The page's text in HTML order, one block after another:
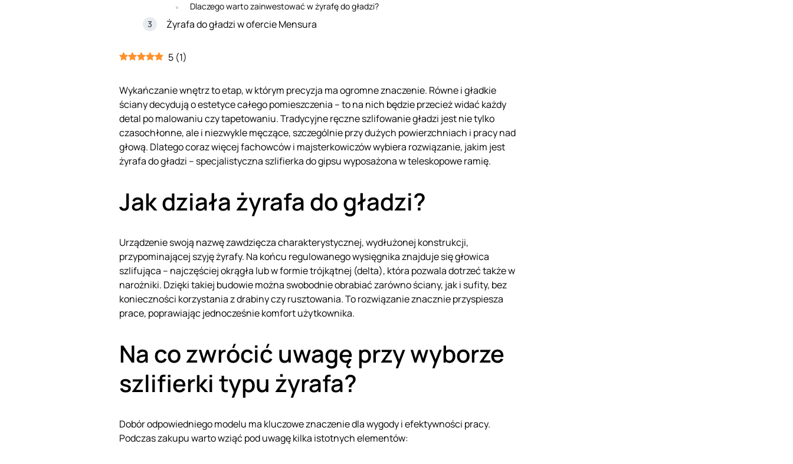
Dlaczego warto zainwestować w żyrafę do gładzi?
Żyrafa do gładzi w ofercie Mensura
5 (1)
Wykańczanie wnętrz to etap, w którym precyzja ma ogromne znaczenie. Równe i gładkie
ściany decydują o estetyce całego pomieszczenia – to na nich będzie przecież widać każdy
detal po malowaniu czy tapetowaniu. Tradycyjne ręczne szlifowanie gładzi jest nie tylko
czasochłonne, ale i niezwykle męczące, szczególnie przy dużych powierzchniach i pracy nad
głową. Dlatego coraz więcej fachowców i majsterkowiczów wybiera rozwiązanie, jakim jest
żyrafa do gładzi – specjalistyczna szlifierka do gipsu wyposażona w teleskopowe ramię.
Jak działa żyrafa do gładzi?
Urządzenie swoją nazwę zawdzięcza charakterystycznej, wydłużonej konstrukcji,
przypominającej szyję żyrafy. Na końcu regulowanego wysięgnika znajduje się głowica
szlifująca – najczęściej okrągła lub w formie trójkątnej (delta), która pozwala dotrzeć także w
narożniki. Dzięki takiej budowie można swobodnie obrabiać zarówno ściany, jak i sufity, bez
konieczności korzystania z drabiny czy rusztowania. To rozwiązanie znacznie przyspiesza
prace, poprawiając jednocześnie komfort użytkownika.
Na co zwrócić uwagę przy wyborze
szlifierki typu żyrafa?
Dobór odpowiedniego modelu ma kluczowe znaczenie dla wygody i efektywności pracy.
Podczas zakupu warto wziąć pod uwagę kilka istotnych elementów: